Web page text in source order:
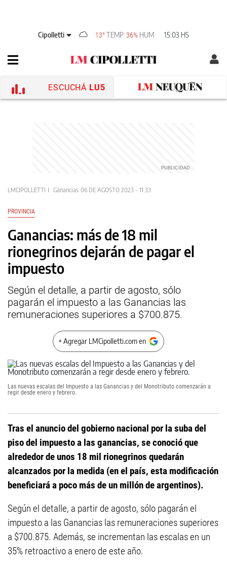
Cipolletti 13° TEMP 36% HUM 15:03 HS
ESCUCHÁ LU5
LMCIPOLLETTI Ganancias 06 DE AGOSTO 2023 - 11:33
PROVINCIA
Ganancias: más de 18 mil
rionegrinos dejarán de pagar el
impuesto
Según el detalle, a partir de agosto, sólo
pagarán el impuesto a las Ganancias las
remuneraciones superiores a $700.875.
+ Agregar LMCipolletti.com en
Las nuevas escalas del Impuesto a las Ganancias y del Monotributo comenzarán a
regir desde enero y febrero.
Tras el anuncio del gobierno nacional por la suba del
piso del impuesto a las ganancias, se conoció que
alrededor de unos 18 mil rionegrinos quedarán
alcanzados por la medida (en el país, esta modificación
beneficiará a poco más de un millón de argentinos).
Según el detalle, a partir de agosto, sólo pagarán el
impuesto a las Ganancias las remuneraciones superiores
a $700.875. Además, se incrementan las escalas en un
35% retroactivo a enero de este año.